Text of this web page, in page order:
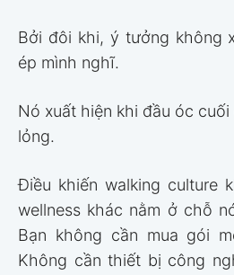
Bởi đôi khi, ý tưởng không
ép mình nghĩ.
Nó xuất hiện khi đầu óc
lỏng.
Điều khiến walking culture
wellness khác nằm ở chỗ
Bạn không cần mua gói
Không cần thiết bị công